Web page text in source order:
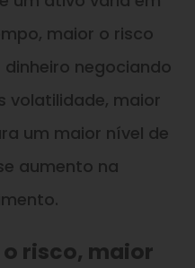
maior o risco
negociando
volatilidade, maior
um maior nível de
aumento na
risco, maior